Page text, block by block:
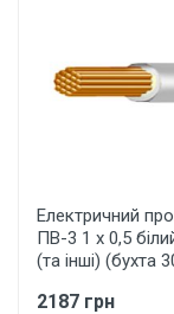
Електричний
ПВ-3 1 х 0,5
(та інші) (бухта
2187 грн